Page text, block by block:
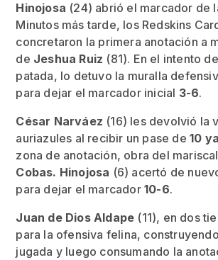
Hinojosa (24) abrió el marcador de
Minutos más tarde, los Redskins
concretaron la primera anotación a
de Jeshua Ruiz (81). En el intento
patada, lo detuvo la muralla
para dejar el marcador inicial 3-6.
César Narváez (16) les devolvió la
auriazules al recibir un pase de10
zona de anotación, obra del mariscal
Cobas. Hinojosa (6) acertó de
para dejar el marcador10-6.
Juan de Dios Aldape (11), en dos
para la ofensiva felina,
jugada y luego consumando la